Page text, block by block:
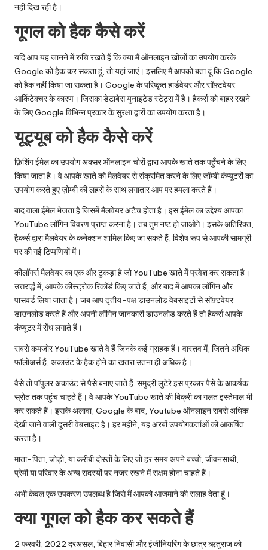
नहीं दिख रही है।
गूगल को हैक कैसे करें
यदि आप यह जानने में रुचि रखते हैं कि क्या मैं ऑनलाइन खोजों का उपयोग करके
Google को हैक कर सकता हूं, तो यहां जाएं। इसलिए मैं आपको बता दूं कि Google
को हैक नहीं किया जा सकता है। Google के परिष्कृत हार्डवेयर और सॉफ़्टवेयर
आर्किटेक्चर के कारण। जिसका डेटाबेस युनाइटेड स्टेट्स में है। हैकर्स को बाहर रखने
के लिए Google विभिन्न प्रकार के सुरक्षा द्वारों का उपयोग करता है।
यूट्यूब को हैक कैसे करें
फ़िशिंग ईमेल का उपयोग अक्सर ऑनलाइन चोरों द्वारा आपके खाते तक पहुँचने के लिए
किया जाता है। वे आपके खाते को मैलवेयर से संक्रमित करने के लिए जॉम्बी कंप्यूटरों का
उपयोग करते हुए ज़ोम्बी की लहरों के साथ लगातार आप पर हमला करते हैं।
बाद वाला ईमेल भेजता है जिसमें मैलवेयर अटैच होता है। इस ईमेल का उद्देश्य आपका
YouTube लॉगिन विवरण प्राप्त करना है। तब तुम नष्ट हो जाओगे। इसके अतिरिक्त,
हैकर्स द्वारा मैलवेयर के कनेक्शन शामिल किए जा सकते हैं, विशेष रूप से आपकी सामग्री
पर की गई टिप्पणियों में।
कीलॉगर्स मैलवेयर का एक और टुकड़ा है जो YouTube खाते में प्रवेश कर सकता है।
उत्तरार्द्ध में, आपके कीस्ट्रोक रिकॉर्ड किए जाते हैं, और बाद में आपका लॉगिन और
पासवर्ड लिया जाता है। जब आप तृतीय-पक्ष डाउनलोड वेबसाइटों से सॉफ़्टवेयर
डाउनलोड करते हैं और अपनी लॉगिन जानकारी डाउनलोड करते हैं तो हैकर्स आपके
कंप्यूटर में सेंध लगाते हैं।
सबसे कमजोर YouTube खाते वे हैं जिनके कई ग्राहक हैं। वास्तव में, जितने अधिक
फॉलोअर्स हैं, अकाउंट के हैक होने का खतरा उतना ही अधिक है।
वैसे तो पॉपुलर अकाउंट से पैसे बनाए जाते हैं. समुद्री लुटेरे इस प्रकार पैसे के आकर्षक
स्रोत तक पहुंच चाहते हैं। वे आपके YouTube खाते की बिक्री का गलत इस्तेमाल भी
कर सकते हैं। इसके अलावा, Google के बाद, Youtube ऑनलाइन सबसे अधिक
देखी जाने वाली दूसरी वेबसाइट है। हर महीने, यह अरबों उपयोगकर्ताओं को आकर्षित
करता है।
माता-पिता, जोड़ों, या करीबी दोस्तों के लिए जो हर समय अपने बच्चों, जीवनसाथी,
प्रेमी या परिवार के अन्य सदस्यों पर नजर रखने में सक्षम होना चाहते हैं।
अभी केवल एक उपकरण उपलब्ध है जिसे मैं आपको आजमाने की सलाह देता हूं।
क्या गूगल को हैक कर सकते हैं
2 फरवरी, 2022 दरअसल, बिहार निवासी और इंजीनियरिंग के छात्र ऋतुराज को